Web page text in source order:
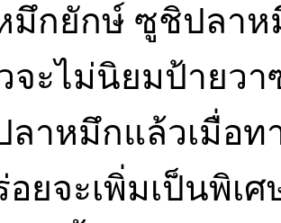
มึกยักษ์ ซูชิปลา
จะไม่นิยมป้ายว
ลาหมึกแล้วเมื่อท
อยจะเพิ่มเป็นพิเ